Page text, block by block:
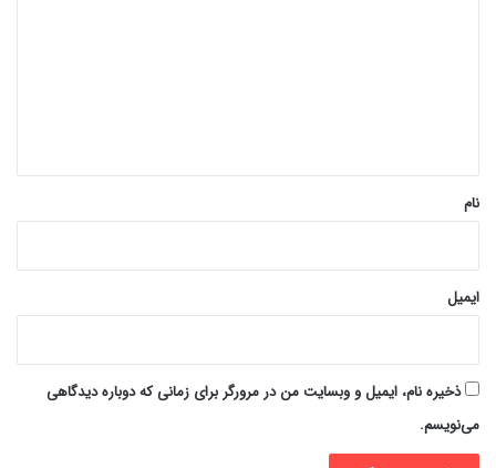
نام
ایمیل
ذخیره نام، ایمیل و وبسایت من در مرورگر برای زمانی که دوباره دیدگاهی
می‌نویسم.